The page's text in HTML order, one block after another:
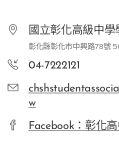
國立彰化高級中學
彰化縣彰化市中興路78號
04-7222121
w
Facebook：彰化